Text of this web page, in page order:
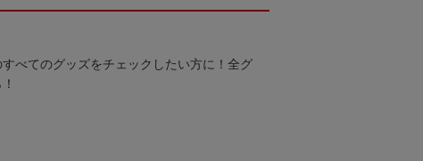
べてのグッズをチェックしたい方に！全グ